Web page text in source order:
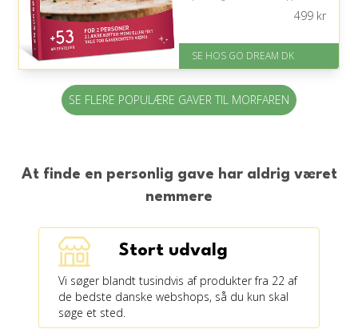
anledning til nærvær og gode
På lager
Levering: E-gavekort kan leveres
inden for 1 time
499kr
SE HOS GO DREAM DK
SE FLERE POPULÆRE GAVER TIL MORFAREN
At finde en personlig gave har aldrig været
nemmere
Stort udvalg
Vi søger blandt tusindvis af produkter fra 22 af
de bedste danske webshops, så du kun skal
søge et sted.